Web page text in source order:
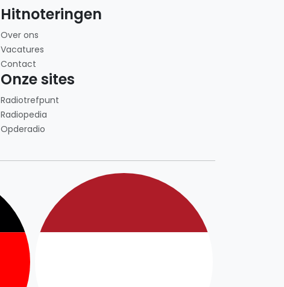
Hitnoteringen
Over ons
Vacatures
Contact
Onze sites
Radiotrefpunt
Radiopedia
Opderadio